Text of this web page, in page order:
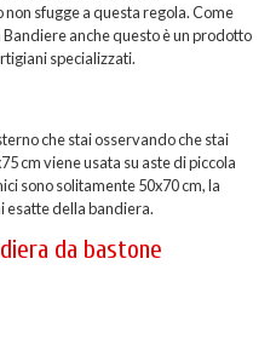
sfugge a questa regola. Come
anche questo è un prodotto
specializzati.
che stai osservando che stai
cm viene usata su aste di piccola
sono solitamente 50x70 cm, la
esatte della bandiera.
da bastone